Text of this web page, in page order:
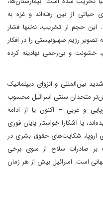
حیاتی از بین رفته‌اند و غزه به
حجم از تخریب، نه‌تنها فشار
تصویر رژیم صهیونیستی را در افکار
خشونت و بی‌رحمی نهادینه کرده
بین‌المللی و انزوای دیپلماتیک
متحدان سنتی اسرائیل محسوب
و عربی – اکنون یا از ادامه
یا آشکارا خواستار پایان فوری
اروپا، شکایت‌های حقوق بشری در
بر صادرات سلاح از سوی برخی
است. اسرائیل بیش از هر زمان